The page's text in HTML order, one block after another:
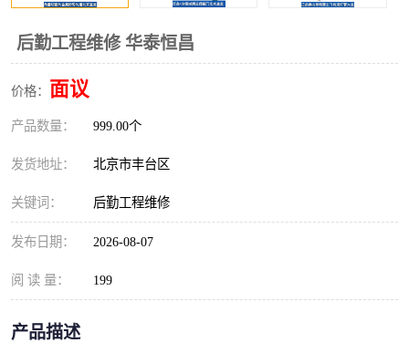
后勤工程维修 华泰恒昌
价格： 面议
产品数量： 999.00个
发货地址： 北京市丰台区
关键词： 后勤工程维修
发布日期： 2026-08-07
阅 读 量： 199
产品描述